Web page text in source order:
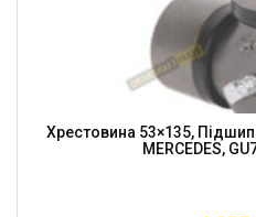
Хрестовина 53×135,
MERCEDES,